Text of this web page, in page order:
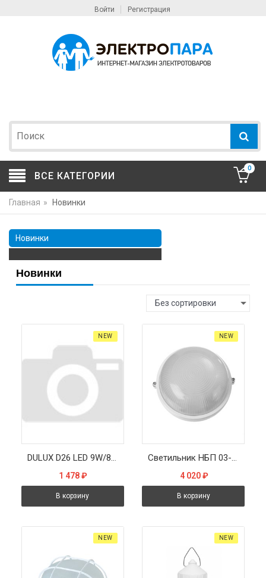
Войти Регистрация
ВСЕ КАТЕГОРИИ
0
Главная » Новинки
Новинки
Без сортировки
DULUX D26 LED 9W/830 230V EM G24d-3 - LED лампа LEDVANCE
NEW
1 478 ₽
В корзину
Светильник НБП 03-100-001 255х240х108мм, E27 max 100 Вт, алюм., стекло, IP54, белый
NEW
4 020 ₽
В корзину
NEW NEW
Новинки